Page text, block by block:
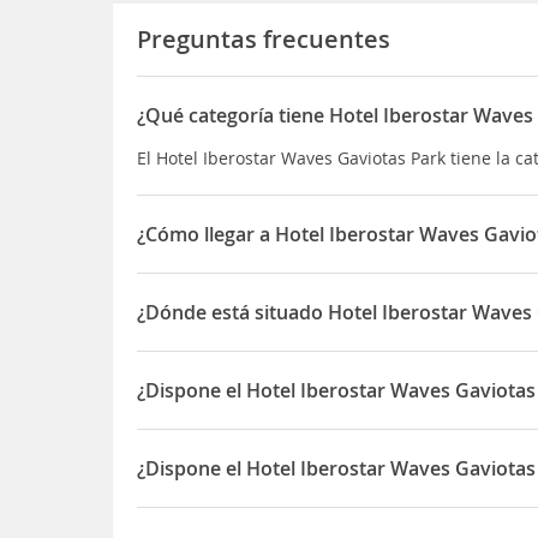
Preguntas frecuentes
¿Qué categoría tiene Hotel Iberostar Waves
El Hotel Iberostar Waves Gaviotas Park tiene la
¿Cómo llegar a Hotel Iberostar Waves
El Hotel se encuentra en una de las zonas
colorida
Playa de Jandíade unos 25 km de largo.
El hotel tiene un servicio público de autobuses
¿Dónde está situado Hotel Iberostar Waves
El Hotel Iberostar Waves Gaviotas Park está
¿Dispone el Hotel Iberostar Waves
Sí, el Hotel Iberostar Waves Gaviotas Park
¿Dispone el Hotel Iberostar Waves Gaviotas
Sí, el Hotel Iberostar Waves Gaviotas Park